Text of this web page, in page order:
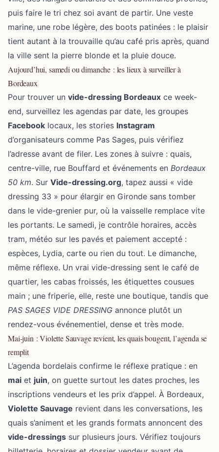
puis faire le tri chez soi avant de partir. Une veste
marine, une robe légère, des boots patinées : le plaisir
tient autant à la trouvaille qu’au café pris après, quand
la ville sent la pierre blonde et la pluie douce.
Aujourd’hui, samedi ou dimanche : les lieux à surveiller à
Bordeaux
Pour trouver un vide-dressing Bordeaux ce week-
end, surveillez les agendas par date, les groupes
Facebook locaux, les stories Instagram
d’organisateurs comme Pas Sages, puis vérifiez
l’adresse avant de filer. Les zones à suivre : quais,
centre-ville, rue Bouffard et événements en Bordeaux
50 km. Sur Vide-dressing.org, tapez aussi « vide
dressing 33 » pour élargir en Gironde sans tomber
dans le vide-grenier pur, où la vaisselle remplace vite
les portants. Le samedi, je contrôle horaires, accès
tram, météo sur les pavés et paiement accepté :
espèces, Lydia, carte ou rien du tout. Le dimanche,
même réflexe. Un vrai vide-dressing sent le café de
quartier, les cabas froissés, les étiquettes cousues
main ; une friperie, elle, reste une boutique, tandis que
PAS SAGES VIDE DRESSING annonce plutôt un
rendez-vous événementiel, dense et très mode.
Mai-juin : Violette Sauvage revient, les quais bougent, l’agenda se
remplit
L’agenda bordelais confirme le réflexe pratique : en
mai et juin, on guette surtout les dates proches, les
inscriptions vendeurs et les prix d’appel. À Bordeaux,
Violette Sauvage revient dans les conversations, les
quais s’animent et les grands formats annoncent des
vide-dressings sur plusieurs jours. Vérifiez toujours